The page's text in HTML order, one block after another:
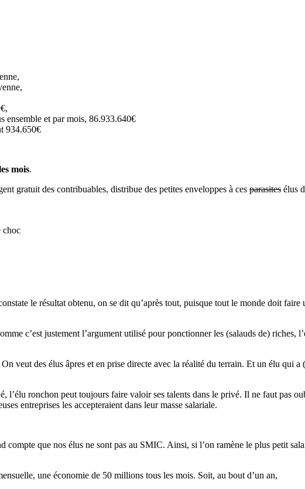
ensemble et par mois, 86.933.640€
934.650€
mois.
gratuit des contribuables, distribue des petites enveloppes à ces parasites élus
choc
le résultat obtenu, on se dit qu’après tout, puisque tout le monde doit
c’est justement l’argument utilisé pour ponctionner les (salauds de) riches,
veut des élus âpres et en prise directe avec la réalité du terrain. Et un élu qui
l’élu ronchon peut toujours faire valoir ses talents dans le privé. Il ne faut pas
entreprises les accepteraient dans leur masse salariale.
compte que nos élus ne sont pas au SMIC. Ainsi, si l’on ramène le plus petit
une économie de 50 millions tous les mois. Soit, au bout d’un an,